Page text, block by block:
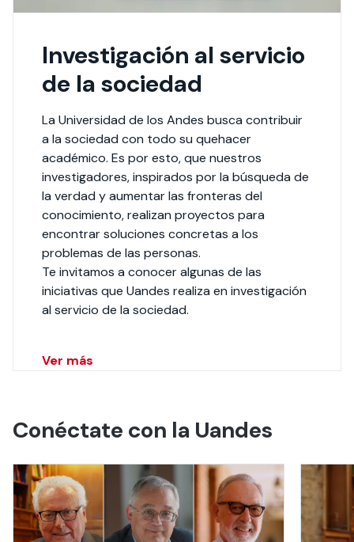
Investigación al servicio
de la sociedad
La Universidad de los Andes busca contribuir
a la sociedad con todo su quehacer
académico. Es por esto, que nuestros
investigadores, inspirados por la búsqueda de
la verdad y aumentar las fronteras del
conocimiento, realizan proyectos para
encontrar soluciones concretas a los
problemas de las personas.
Te invitamos a conocer algunas de las
iniciativas que Uandes realiza en investigación
al servicio de la sociedad.
Ver más
Conéctate con la Uandes